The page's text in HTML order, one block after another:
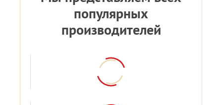
популярных
производителей